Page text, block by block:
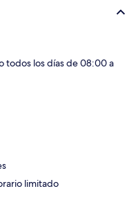
todos los días de 08:00 a
limitado